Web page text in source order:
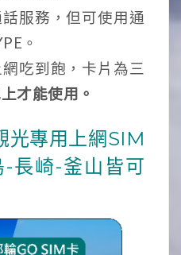
服務，但可使用通
。
吃到飽，卡片為三
才能使用。
光專用上網SIM
長崎-釜山皆可